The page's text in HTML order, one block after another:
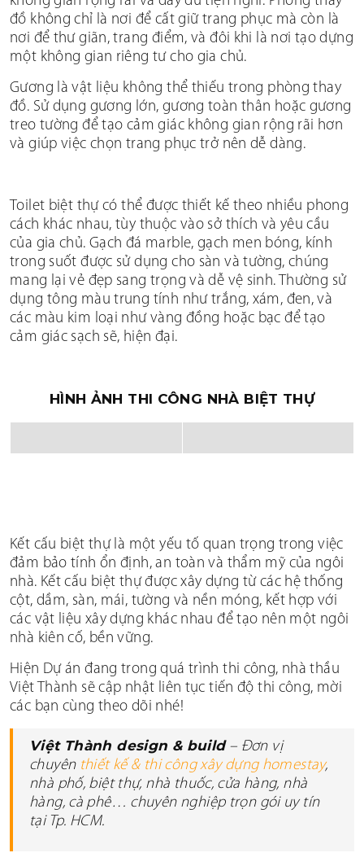
đồ không chỉ là nơi để cất giữ trang phục mà còn là
nơi để thư giãn, trang điểm, và đôi khi là nơi tạo dựng
một không gian riêng tư cho gia chủ.
Gương là vật liệu không thể thiếu trong phòng thay
đồ. Sử dụng gương lớn, gương toàn thân hoặc gương
treo tường để tạo cảm giác không gian rộng rãi hơn
và giúp việc chọn trang phục trở nên dễ dàng.
Toilet biệt thự có thể được thiết kế theo nhiều phong
cách khác nhau, tùy thuộc vào sở thích và yêu cầu
của gia chủ. Gạch đá marble, gạch men bóng, kính
trong suốt được sử dụng cho sàn và tường, chúng
mang lại vẻ đẹp sang trọng và dễ vệ sinh. Thường sử
dụng tông màu trung tính như trắng, xám, đen, và
các màu kim loại như vàng đồng hoặc bạc để tạo
cảm giác sạch sẽ, hiện đại.
HÌNH ẢNH THI CÔNG NHÀ BIỆT THỰ
Kết cấu biệt thự là một yếu tố quan trọng trong việc
đảm bảo tính ổn định, an toàn và thẩm mỹ của ngôi
nhà. Kết cấu biệt thự được xây dựng từ các hệ thống
cột, dầm, sàn, mái, tường và nền móng, kết hợp với
các vật liệu xây dựng khác nhau để tạo nên một ngôi
nhà kiên cố, bền vững.
Hiện Dự án đang trong quá trình thi công, nhà thầu
Việt Thành sẽ cập nhật liên tục tiến độ thi công, mời
các bạn cùng theo dõi nhé!
Việt Thành design & build– Đơn vị
chuyên thiết kế & thi công xây dựng homestay,
nhà phố, biệt thự, nhà thuốc, cửa hàng, nhà
hàng, cà phê… chuyên nghiệp trọn gói uy tín
tại Tp. HCM.